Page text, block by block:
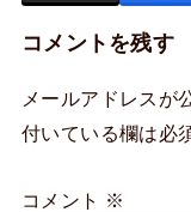
コメントを残す
メールアドレスが
付いている欄は必
コメント ※